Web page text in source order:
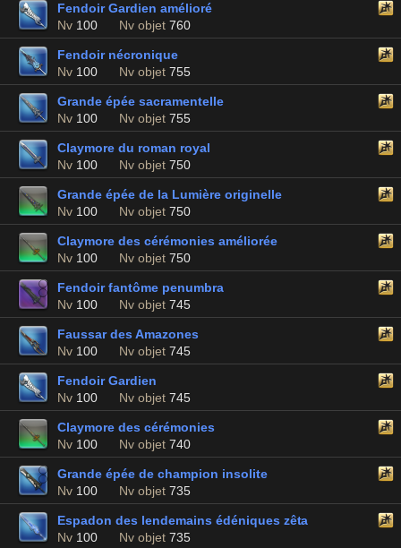
Fendoir Gardien amélioré
Nv 100 Nv objet 760
Fendoir nécronique
Nv 100 Nv objet 755
Grande épée sacramentelle
Nv 100 Nv objet 755
Claymore du roman royal
Nv 100 Nv objet 750
Grande épée de la Lumière originelle
Nv 100 Nv objet 750
Claymore des cérémonies améliorée
Nv 100 Nv objet 750
Fendoir fantôme penumbra
Nv 100 Nv objet 745
Faussar des Amazones
Nv 100 Nv objet 745
Fendoir Gardien
Nv 100 Nv objet 745
Claymore des cérémonies
Nv 100 Nv objet 740
Grande épée de champion insolite
Nv 100 Nv objet 735
Espadon des lendemains édéniques zêta
Nv 100 Nv objet 735